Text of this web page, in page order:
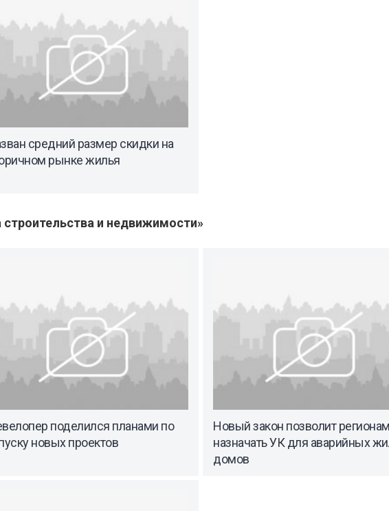
средний размер скидки на
рынке жилья
и недвижимости»
поделился планами по
новых проектов
Новый закон позволит регионам
назначать УК для аварийных
домов